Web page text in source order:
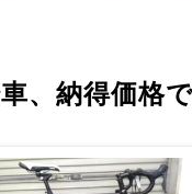
、 納得価格